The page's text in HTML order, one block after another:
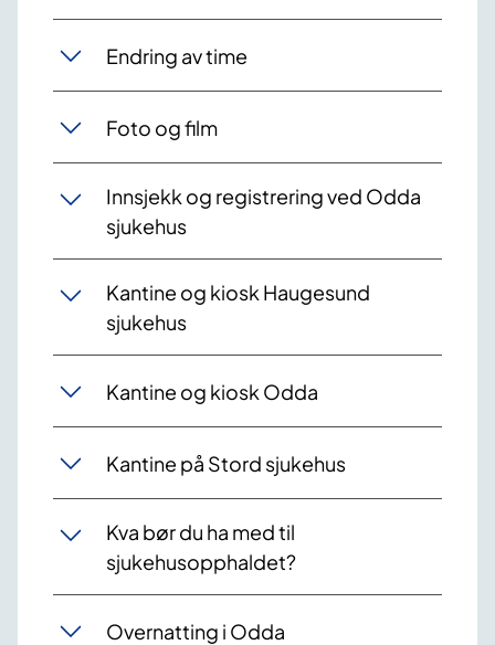
Endring av time
Foto og film
Innsjekk og registrering ved Odda
sjukehus
Kantine og kiosk Haugesund
sjukehus
Kantine og kiosk Odda
Kantine på Stord sjukehus
Kva bør du ha med til
sjukehusopphaldet?
Overnatting i Odda